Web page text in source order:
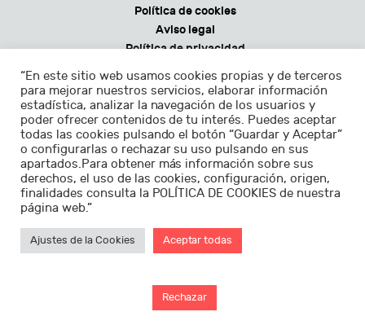
Política de cookies
Aviso legal
Política de privacidad
Horarios:
Lunes - sábados de 9.30 a 22.30h
Domingos de 11.00 a 22.30h
Sorti Studio
“En este sitio web usamos cookies propias y de terceros
para mejorar nuestros servicios, elaborar información
estadística, analizar la navegación de los usuarios y
poder ofrecer contenidos de tu interés. Puedes aceptar
todas las cookies pulsando el botón “Guardar y Aceptar”
o configurarlas o rechazar su uso pulsando en sus
apartados.Para obtener más información sobre sus
derechos, el uso de las cookies, configuración, origen,
finalidades consulta la POLÍTICA DE COOKIES de nuestra
página web.”
Ajustes de la Cookies Aceptar todas
Rechazar